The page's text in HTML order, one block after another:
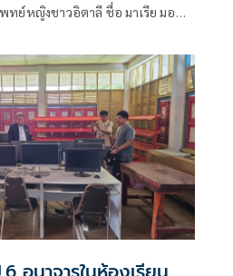
ทย์หญิงชาวอิตาลี ชื่อ มาเรีย มอน
มรู้ไปบอกเด็ก แต่ควรปลูกฝังให้เด็ก
งการตามธรรมชาติของเขา”